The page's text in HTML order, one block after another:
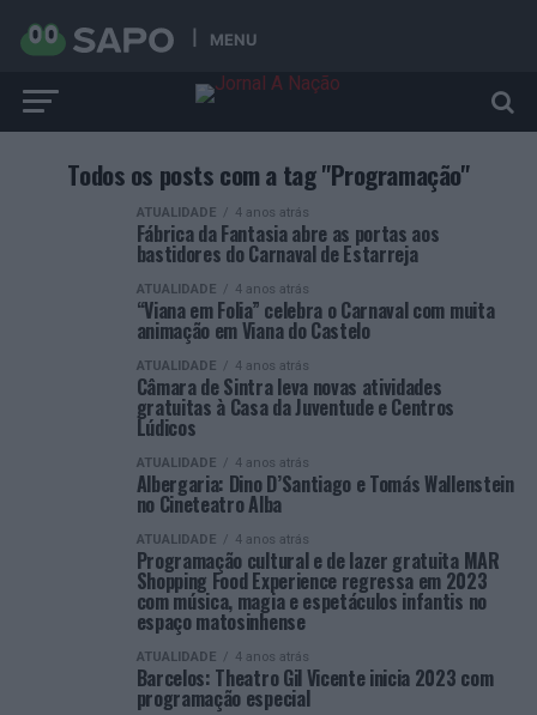
MENU
Todos os posts com a tag "Programação"
ATUALIDADE 4 anos atrás
Fábrica da Fantasia abre as portas aos
bastidores do Carnaval de Estarreja
ATUALIDADE 4 anos atrás
“Viana em Folia” celebra o Carnaval com muita
animação em Viana do Castelo
ATUALIDADE 4 anos atrás
Câmara de Sintra leva novas atividades
gratuitas à Casa da Juventude e Centros
Lúdicos
ATUALIDADE 4 anos atrás
Albergaria: Dino D’Santiago e Tomás Wallenstein
no Cineteatro Alba
ATUALIDADE 4 anos atrás
Programação cultural e de lazer gratuita MAR
Shopping Food Experience regressa em 2023
com música, magia e espetáculos infantis no
espaço matosinhense
ATUALIDADE 4 anos atrás
Barcelos: Theatro Gil Vicente inicia 2023 com
programação especial